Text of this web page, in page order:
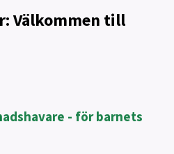
Välkommen till
- för barnets